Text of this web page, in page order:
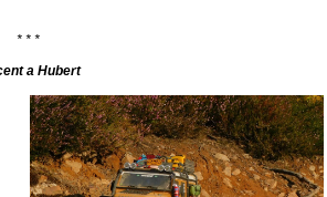
* * *
a Hubert